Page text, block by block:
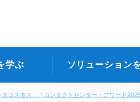
学ぶ ソリューション
スコスモス、「コンタクトセンター・アワード